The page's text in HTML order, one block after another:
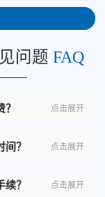
问题 FAQ
点击展开
？ 点击展开
？ 点击展开